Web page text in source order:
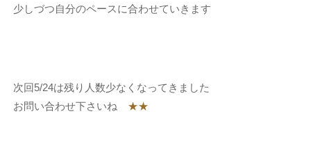
少しづつ自分のペースに合わせていきます
次回5/24は残り人数少なくなってきました
お問い合わせ下さいね ★★